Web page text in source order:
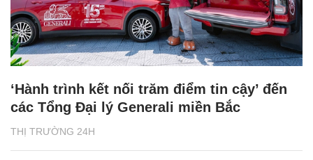
THỊ TRƯỜNG 24H
‘Hành trình kết nối trăm điểm tin cậy’ đến
các Tổng Đại lý Generali miền Bắc